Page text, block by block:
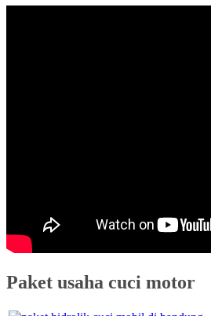
Paket usaha cuci motor